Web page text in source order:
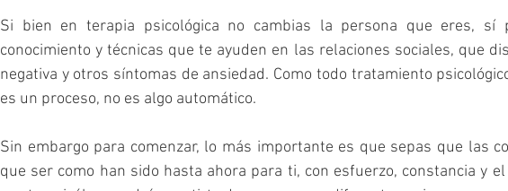
Si bien en terapia psicológica no cambias la persona que eres, sí
conocimiento y técnicas que te ayuden en las relaciones sociales, que
negativa y otros síntomas de ansiedad. Como todo tratamiento
es un proceso, no es algo automático.
Sin embargo para comenzar, lo más importante es que sepas que las
que ser como han sido hasta ahora para ti, con esfuerzo, constancia y